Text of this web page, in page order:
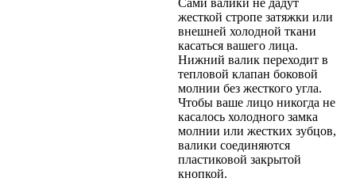
Сами валики не дадут
жесткой стропе затяжки или
внешней холодной ткани
касаться вашего лица.
Нижний валик переходит в
тепловой клапан боковой
молнии без жесткого угла.
Чтобы ваше лицо никогда не
касалось холодного замка
молнии или жестких зубцов,
валики соединяются
пластиковой закрытой
кнопкой.